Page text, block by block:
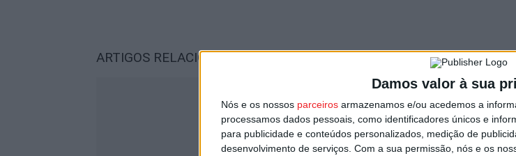
Damos valor à sua
Nós e os nossos parceiros armazenamos e/ou acedemos a
processamos dados pessoais, como identificadores únicos e
para publicidade e conteúdos personalizados, medição de
desenvolvimento de serviços. Com a sua permissão, nós e os
ARTIGOS RELACIONADOSMais do autor